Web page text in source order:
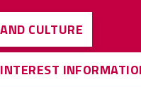
CULTURE